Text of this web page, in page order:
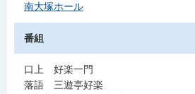
南大塚ホール
番組
口上 好楽一門
落語 三遊亭好楽